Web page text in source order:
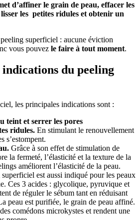
d’affiner le grain de peau, effacer les
les petites ridules et obtenir un
superficiel : aucune éviction
vous pouvez le faire à tout moment.
indications du peeling
les principales indications sont :
teint et serrer les pores
ridules. En stimulant le renouvellement
s’estompent.
Grâce à son effet de stimulation de
la fermeté, l’élasticité et la texture de la
améliorent l’élasticité de la peau.
est aussi indiqué pour les peaux
Ces 3 acides : glycolique, pyruvique et
de réguler le sébum tant en réduisant
peau est purifiée, le grain de peau affiné.
comédons microkystes et rendent une